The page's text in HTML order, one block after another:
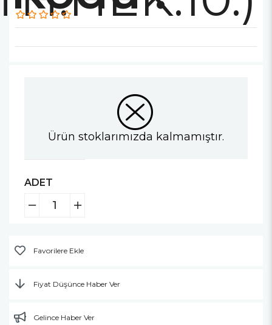
Ürün stoklarımızda kalmamıştır.
ADET
Favorilere Ekle
Fiyat Düşünce Haber Ver
Gelince Haber Ver